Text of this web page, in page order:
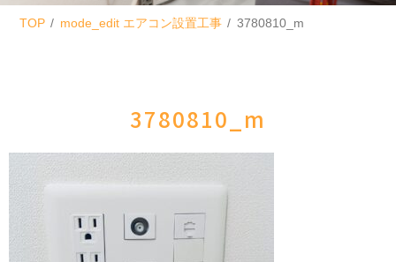
TOP mode_edit エアコン設置工事 3780810_m
3780810_m